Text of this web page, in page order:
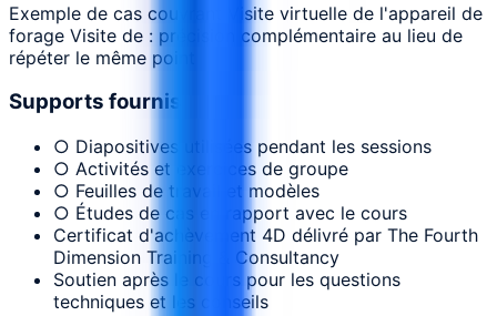
Exemple de cas couvrant Visite virtuelle de l'appareil de
forage Visite de : précision complémentaire au lieu de
répéter le même point
Supports fournis
○ Diapositives utilisées pendant les sessions
○ Activités et exercices de groupe
○ Feuilles de travail et modèles
○ Études de cas en rapport avec le cours
Certificat d'achèvement 4D délivré par The Fourth
Dimension Training & Consultancy
Soutien après le cours pour les questions
techniques et les conseils